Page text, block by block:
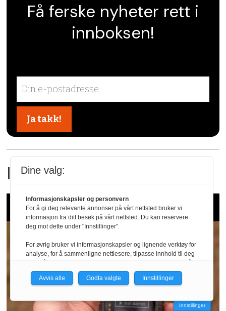
Få ferske nyheter rett i
innboksen!
På forsiden
Test av Garmin InReach Mini 3 Plus
Innstillinger
Dine valg:
Informasjonskapsler og personvern
For å gi deg relevante annonser på vårt nettsted bruker vi
informasjon fra ditt besøk på vårt nettsted. Du kan reservere
deg mot dette under "Innstillinger".
For øvrig bruker vi informasjonskapsler og lignende verktøy for
analyse, for å sammenligne nettlesere, tilpasse innhold til deg
personvernerklæring.
du få relevante annonser på nettstedene til medlemmene i
nettverket basert på informasjon fra dine besøk på tvers av
Avvis alle Godta valgte Innstillinger